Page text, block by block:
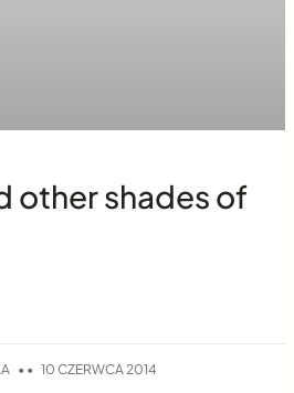
other shades of
10 CZERWCA 2014